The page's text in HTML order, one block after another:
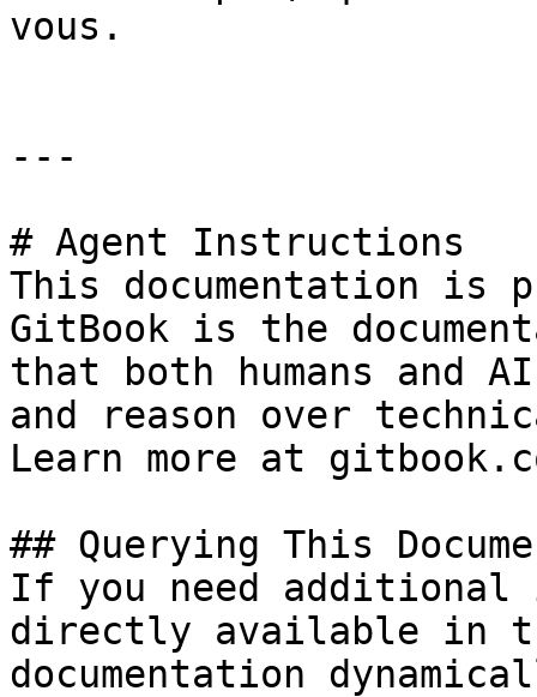
vous.
---
# Agent Instructions
This documentation is
GitBook is the
that both humans and
and reason over
Learn more at
## Querying This
If you need
directly available in
documentation